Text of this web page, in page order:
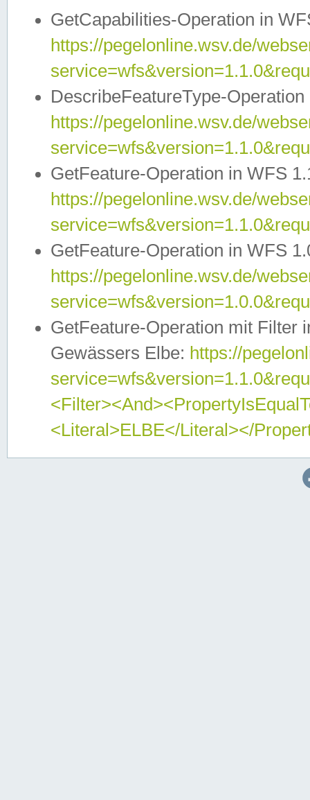
GetCapabilities-Operation in
https://pegelonline.wsv.de/
DescribeFeatureType-
https://pegelonline.wsv.de/
GetFeature-Operation in WFS
https://pegelonline.wsv.de/
GetFeature-Operation in WFS
https://pegelonline.wsv.de/
GetFeature-Operation mit Filter
Gewässers Elbe: https://
<Literal>ELBE</Literal></